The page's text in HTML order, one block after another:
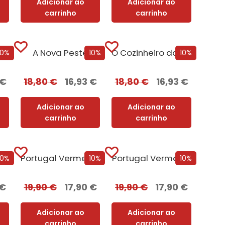
carrinho
carrinho
€
10%
A Nova Peste
18,80€ 16,93 €
Adicionar ao
carrinho
10%
O Cozinheiro da Rainha Adúltera
18,80€ 16,93 €
Adicionar ao
carrinho
Amigos com Benefícios 10%
Portugal Vermelho + Oferta Leonor de Aquitânia
19,90€ 17,90 €
Adicionar ao
10%
Portugal Vermelho
19,90€ 17,90 €
Adicionar ao